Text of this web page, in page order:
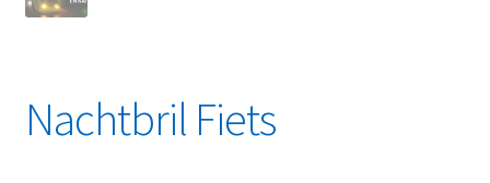
Videos
Nachtbril Fiets